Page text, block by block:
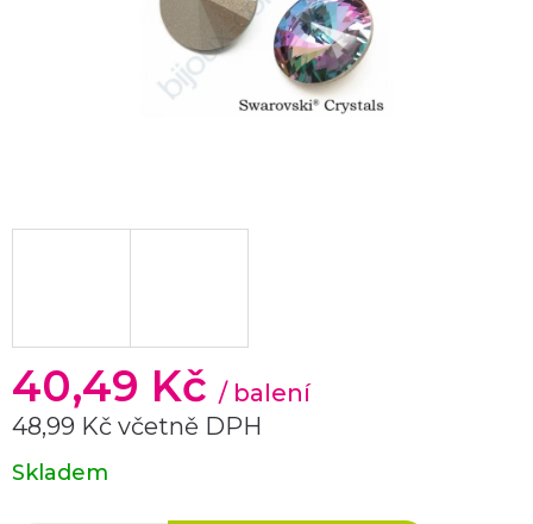
40,49 Kč / balení
48,99 Kč včetně DPH
Měrná
cena:
Skladem